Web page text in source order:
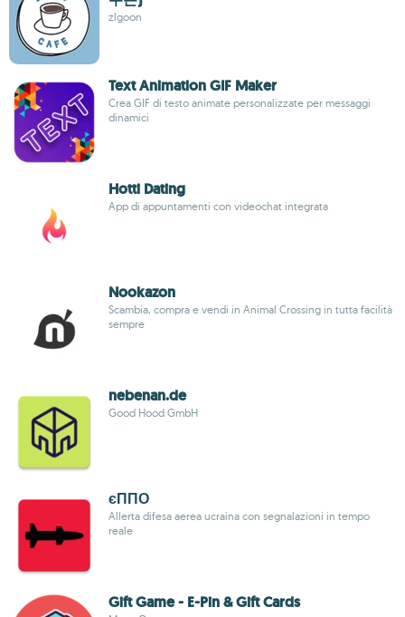
zlgoon
Text Animation GIF Maker
Crea GIF di testo animate personalizzate per messaggi
dinamici
Hotti Dating
App di appuntamenti con videochat integrata
Nookazon
Scambia, compra e vendi in Animal Crossing in tutta facilità
sempre
nebenan.de
Good Hood GmbH
єППО
Allerta difesa aerea ucraina con segnalazioni in tempo
reale
Gift Game - E-Pin & Gift Cards